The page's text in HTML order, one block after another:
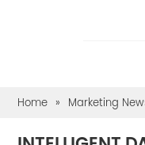
Home » Marketing